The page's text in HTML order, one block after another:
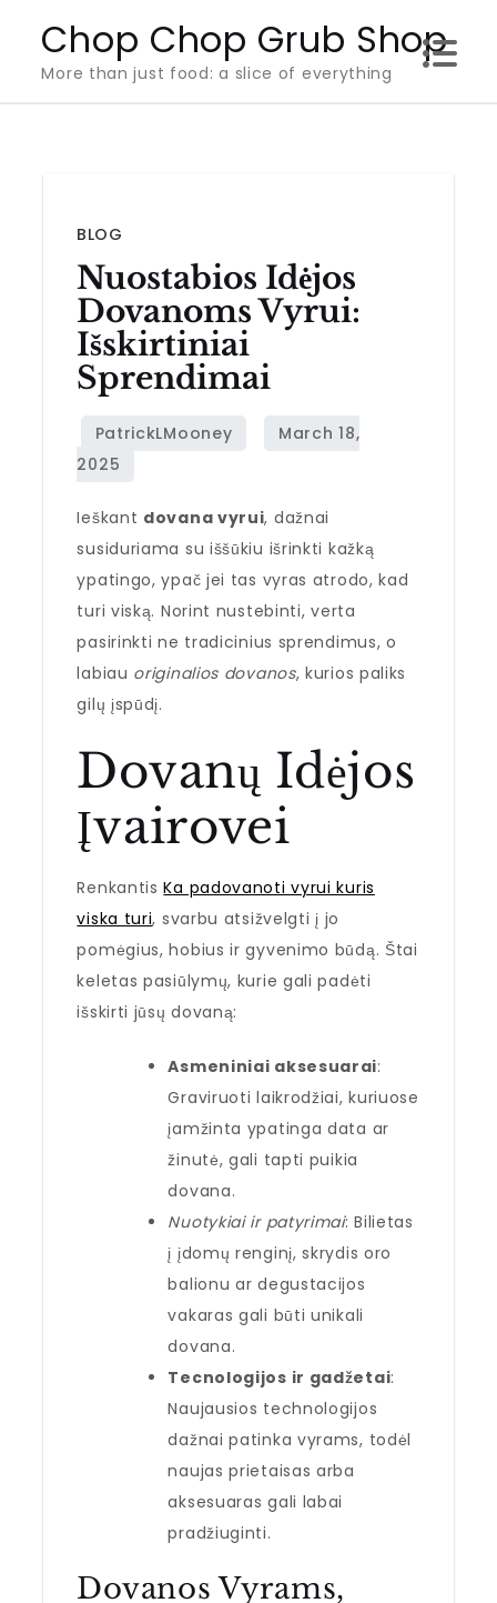
content
Chop Chop Grub Shop
More than just food: a slice of everything
BLOG
Nuostabios Idėjos
Dovanoms Vyrui:
Išskirtiniai
Sprendimai
Ieškant dovana vyrui, dažnai
susiduriama su iššūkiu išrinkti kažką
ypatingo, ypač jei tas vyras atrodo, kad
turi viską. Norint nustebinti, verta
pasirinkti ne tradicinius sprendimus, o
labiau originalios dovanos, kurios paliks
gilų įspūdį.
Dovanų Idėjos
Įvairovei
RenkantisKa padovanoti vyrui kuris
viska turi, svarbu atsižvelgti į jo
pomėgius, hobius ir gyvenimo būdą. Štai
keletas pasiūlymų, kurie gali padėti
išskirti jūsų dovaną:
Asmeniniai aksesuarai:
Graviruoti laikrodžiai, kuriuose
įamžinta ypatinga data ar
žinutė, gali tapti puikia
dovana.
Nuotykiai ir patyrimai: Bilietas
į įdomų renginį, skrydis oro
balionu ar degustacijos
vakaras gali būti unikali
dovana.
Tecnologijos ir gadžetai:
Naujausios technologijos
dažnai patinka vyrams, todėl
naujas prietaisas arba
aksesuaras gali labai
pradžiuginti.
Dovanos Vyrams,